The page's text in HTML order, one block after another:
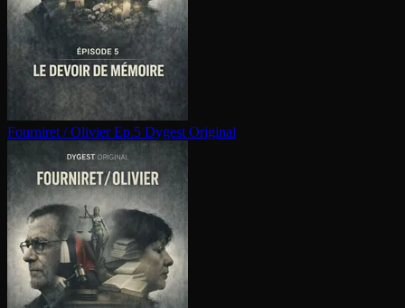
Fourniret / Olivier Ep.5 Dygest Original